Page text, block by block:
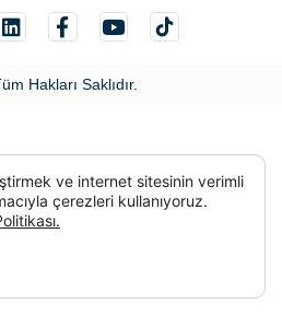
Hakları Saklıdır.
ve internet sitesinin verimli
çerezleri kullanıyoruz.